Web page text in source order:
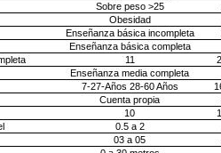
Sobre peso >25
Obesidad
Enseñanza básica incompleta
Enseñanza básica completa
11
Enseñanza media completa
7-27-Años 28-60 Años
Cuenta propia
10
0.5 a 2
03 a 05